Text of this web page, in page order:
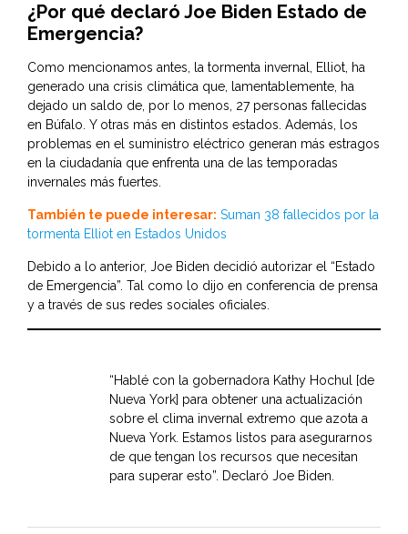
¿Por qué declaró Joe Biden Estado de
Emergencia?
Como mencionamos antes, la tormenta invernal, Elliot, ha
generado una crisis climática que, lamentablemente, ha
dejado un saldo de, por lo menos, 27 personas fallecidas
en Búfalo. Y otras más en distintos estados. Además, los
problemas en el suministro eléctrico generan más estragos
en la ciudadanía que enfrenta una de las temporadas
invernales más fuertes.
También te puede interesar: Suman 38 fallecidos por la
tormenta Elliot en Estados Unidos
Debido a lo anterior, Joe Biden decidió autorizar el “Estado
de Emergencia”. Tal como lo dijo en conferencia de prensa
y a través de sus redes sociales oficiales.
“Hablé con la gobernadora Kathy Hochul [de
Nueva York] para obtener una actualización
sobre el clima invernal extremo que azota a
Nueva York. Estamos listos para asegurarnos
de que tengan los recursos que necesitan
para superar esto”. Declaró Joe Biden.